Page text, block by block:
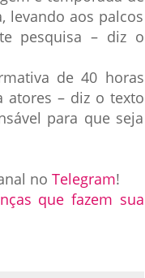
levando aos palcos
pesquisa – diz o
de 40 horas
atores – diz o texto
para que seja
no Telegram!
que fazem sua